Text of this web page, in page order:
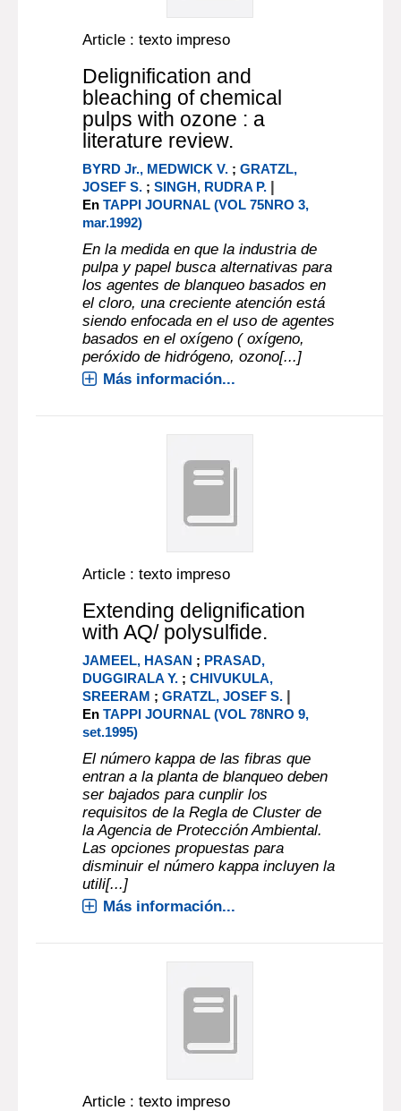
Article : texto impreso
Delignification and
bleaching of chemical
pulps with ozone : a
literature review.
BYRD Jr., MEDWICK V. ;GRATZL,
JOSEF S. ;SINGH, RUDRA P. |
EnTAPPI JOURNAL (VOL 75NRO 3,
mar.1992)
En la medida en que la industria de
pulpa y papel busca alternativas para
los agentes de blanqueo basados en
el cloro, una creciente atención está
siendo enfocada en el uso de agentes
basados en el oxígeno ( oxígeno,
peróxido de hidrógeno, ozono[...]
Más información...
Article : texto impreso
Extending delignification
with AQ/ polysulfide.
JAMEEL, HASAN ; PRASAD,
DUGGIRALA Y. ;CHIVUKULA,
SREERAM ;GRATZL, JOSEF S. |
EnTAPPI JOURNAL (VOL 78NRO 9,
set.1995)
El número kappa de las fibras que
entran a la planta de blanqueo deben
ser bajados para cunplir los
requisitos de la Regla de Cluster de
la Agencia de Protección Ambiental.
Las opciones propuestas para
disminuir el número kappa incluyen la
utili[...]
Más información...
Article : texto impreso